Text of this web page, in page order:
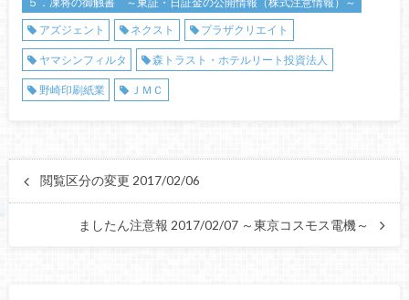
５．凍将の御触書 ～東証・日証金の公開情報（株式注意情報）～
アズジェント
ネクスト プラザクリエイト
ヤマシンフィルタ 森トラスト・ホテルリート投資法人
野崎印刷紙業 ＪＭＣ
閲覧区分の変更 2017/02/06
ましたん注意報 2017/02/07 ～東京コスモス電機～